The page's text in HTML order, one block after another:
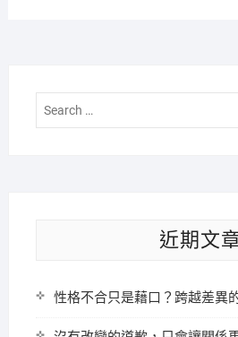
近期文
性格不合只是藉口？跨越差異